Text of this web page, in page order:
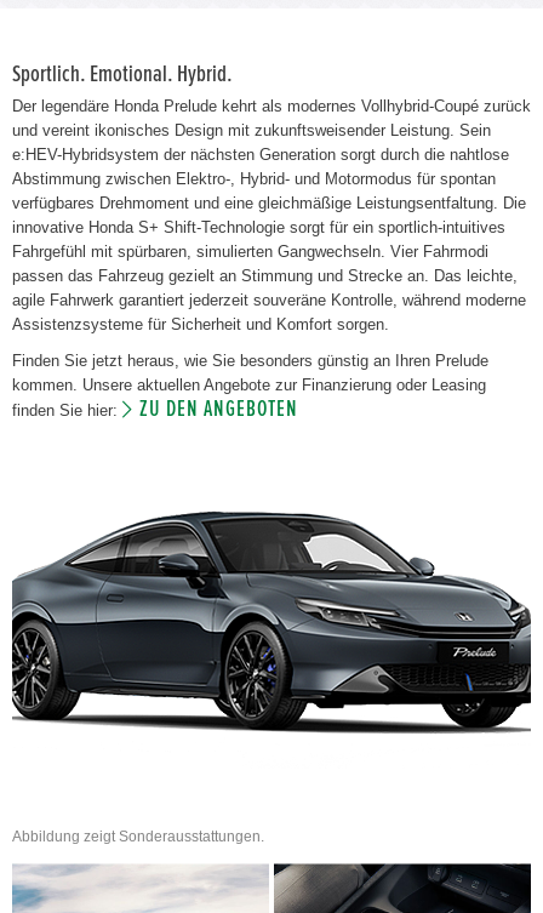
Sportlich. Emotional. Hybrid.
Der legendäre Honda Prelude kehrt als modernes Vollhybrid-Coupé zurück
und vereint ikonisches Design mit zukunftsweisender Leistung. Sein
e:HEV-Hybridsystem der nächsten Generation sorgt durch die nahtlose
Abstimmung zwischen Elektro-, Hybrid- und Motormodus für spontan
verfügbares Drehmoment und eine gleichmäßige Leistungsentfaltung. Die
innovative Honda S+ Shift-Technologie sorgt für ein sportlich-intuitives
Fahrgefühl mit spürbaren, simulierten Gangwechseln. Vier Fahrmodi
passen das Fahrzeug gezielt an Stimmung und Strecke an. Das leichte,
agile Fahrwerk garantiert jederzeit souveräne Kontrolle, während moderne
Assistenzsysteme für Sicherheit und Komfort sorgen.
Finden Sie jetzt heraus, wie Sie besonders günstig an Ihren Prelude
kommen. Unsere aktuellen Angebote zur Finanzierung oder Leasing
finden Sie hier:
ZU DEN ANGEBOTEN
Abbildung zeigt Sonderausstattungen.